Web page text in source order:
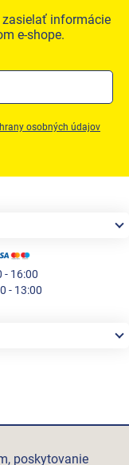
poskytovanie
zasielať informácie
e-shope.
osobných údajov
- 16:00
- 13:00